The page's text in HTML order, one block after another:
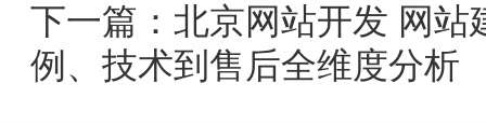
下一篇： 北京网站开发 网站
例、技术到售后全维度分析